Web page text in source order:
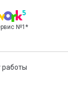
№1 *
работы